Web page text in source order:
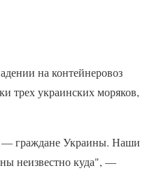
на контейнеровоз
трех украинских моряков,
— граждане Украины. Наши
неизвестно куда", —